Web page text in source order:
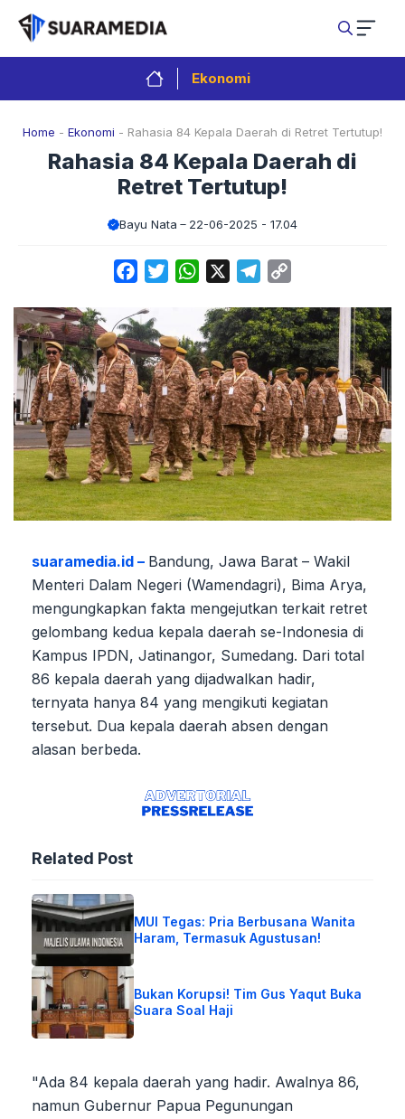
Langsung
isi
Ekonomi
Home - Ekonomi - Rahasia 84 Kepala Daerah di Retret Tertutup!
Rahasia 84 Kepala Daerah di
Retret Tertutup!
Bayu Nata 22-06-2025 - 17.04
FacebookTwitterWhatsApp Telegram
suaramedia.id – Bandung, Jawa Barat – Wakil
Menteri Dalam Negeri (Wamendagri), Bima Arya,
mengungkapkan fakta mengejutkan terkait retret
gelombang kedua kepala daerah se-Indonesia di
Kampus IPDN, Jatinangor, Sumedang. Dari total
86 kepala daerah yang dijadwalkan hadir,
ternyata hanya 84 yang mengikuti kegiatan
tersebut. Dua kepala daerah absen dengan
alasan berbeda.
Related Post
MUI Tegas: Pria Berbusana Wanita
Haram, Termasuk Agustusan!
Bukan Korupsi! Tim Gus Yaqut Buka
Suara Soal Haji
"Ada 84 kepala daerah yang hadir. Awalnya 86,
namun Gubernur Papua Pegunungan